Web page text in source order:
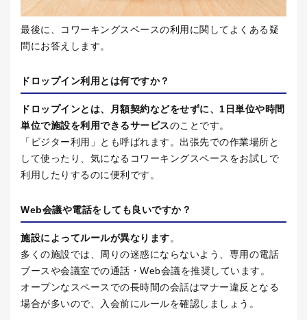
最後に、コワーキングスペースの利用に関してよくある疑
問にお答えします。
ドロップイン利用とは何ですか？
ドロップインとは、月額契約などをせずに、 1 日単位や時間
単位で施設を利用できるサービスのことです。
「ビジター利用」とも呼ばれます。出張先での作業場所と
して使ったり、気になるコワーキングスペースをお試しで
利用したりするのに便利です。
Web会議や電話をしても良いですか？
施設によってルールが異なります。
多くの施設では、周りの迷惑にならないよう、専用の電話
ブースや会議室での通話・ Web会議を推奨しています。
オープンなスペースでの長時間の会話はマナー違反となる
場合が多いので、入会前にルールを確認しましょう。